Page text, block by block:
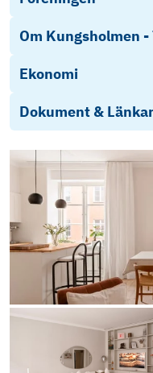
Om Kungsholmen
Ekonomi
Dokument & Länkar